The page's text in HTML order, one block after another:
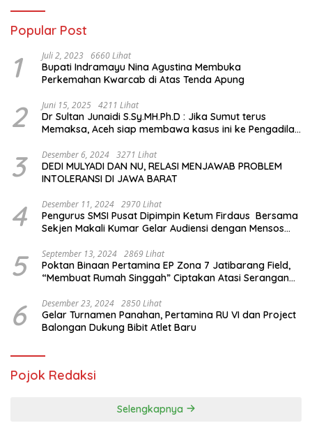
Popular Post
1 Juli 2, 2023 6660 Lihat
Bupati Indramayu Nina Agustina Membuka
Perkemahan Kwarcab di Atas Tenda Apung
2 Juni 15, 2025 4211 Lihat
Dr Sultan Junaidi S.Sy.MH.Ph.D : Jika Sumut terus
Memaksa, Aceh siap membawa kasus ini ke Pengadilan
3 Desember 6, 2024 3271 Lihat
DEDI MULYADI DAN NU, RELASI MENJAWAB PROBLEM
INTOLERANSI DI JAWA BARAT
4 Desember 11, 2024 2970 Lihat
Pengurus SMSI Pusat Dipimpin Ketum Firdaus Bersama
Sekjen Makali Kumar Gelar Audiensi dengan Mensos
5 September 13, 2024 2869 Lihat
Poktan Binaan Pertamina EP Zona 7 Jatibarang Field,
“Membuat Rumah Singgah” Ciptakan Atasi Serangan
6 Desember 23, 2024 2850 Lihat
Gelar Turnamen Panahan, Pertamina RU VI dan Project
Balongan Dukung Bibit Atlet Baru
Pojok Redaksi
Selengkapnya